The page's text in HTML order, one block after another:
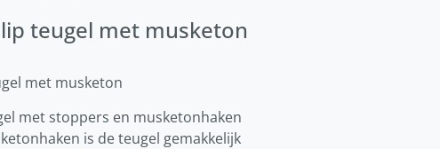
teugel met musketon
met musketon
met stoppers en musketonhaken
is de teugel gemakkelijk